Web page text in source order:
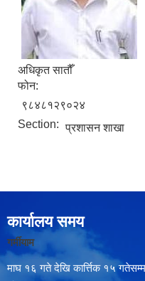
अधिकृत सातौँ
फोन:
९८४८१२९०२४
Section: प्रशासन शाखा
कार्यालय समय
गर्मीयाम
माघ १६ गते देखि कार्त्तिक १५ गतेसम्म